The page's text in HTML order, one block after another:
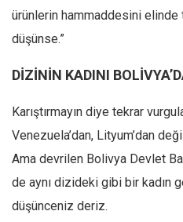
ürünlerin hammaddesini elinde
düşünse.”
DİZİNİN KADINI
Karıştırmayın diye tekrar
Venezuela’dan, Lityum’dan
Ama devrilen Bolivya Devlet
de aynı dizideki gibi bir kadın
düşünceniz deriz.